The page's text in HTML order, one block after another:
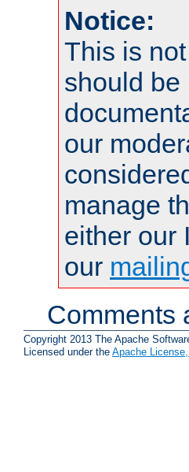
Notice:
This is
should be
our
manage
either our
our
Comments
Copyright 2013 The Apache
Licensed under the Apache